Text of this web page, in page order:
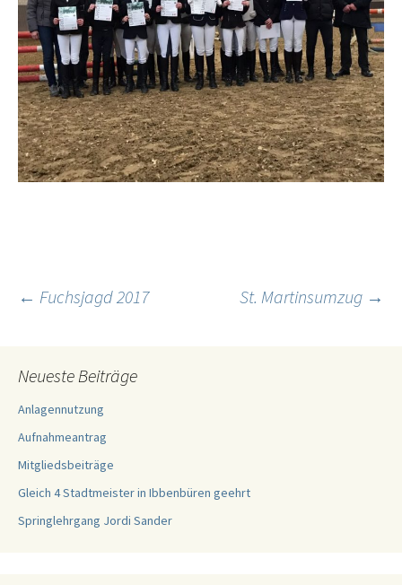
Beitragsnavigation
← Fuchsjagd 2017 St. Martinsumzug →
Neueste Beiträge
Anlagennutzung
Aufnahmeantrag
Mitgliedsbeiträge
Gleich 4 Stadtmeister in Ibbenbüren geehrt
Springlehrgang Jordi Sander